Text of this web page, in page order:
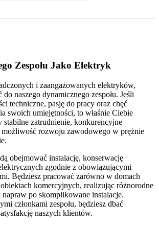
Zespołu Jako Elektryk
i zaangażowanych elektryków,
do naszego dynamicznego zespołu. Jeśli
techniczne, pasję do pracy oraz chęć
swoich umiejętności, to właśnie Ciebie
stabilne zatrudnienie, konkurencyjne
rozwoju zawodowego w prężnie
obejmować instalację, konserwację
zgodnie z obowiązującymi
Będziesz pracować zarówno w domach
komercyjnych, realizując różnorodne
po skomplikowane instalacje.
członkami zespołu, będziesz dbać
naszych klientów.